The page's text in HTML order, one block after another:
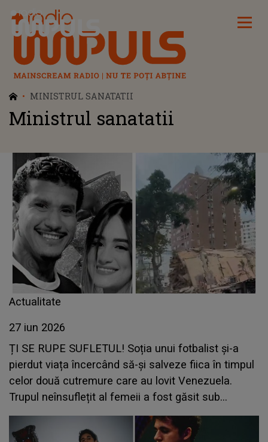
Radio Impuls
MINISTRUL SANATATII
Ministrul sanatatii
Actualitate
27 iun 2026
ȚI SE RUPE SUFLETUL! Soția unui fotbalist și-a
pierdut viața încercând să-și salveze fiica în timpul
celor două cutremure care au lovit Venezuela.
Trupul neînsuflețit al femeii a fost găsit sub
dărâmături